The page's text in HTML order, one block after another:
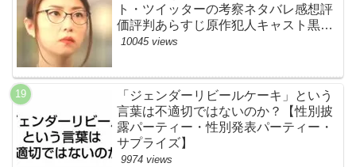
ト・ツイッターの考察ネタバレ感想評
価評判あらすじ原作犯人キャスト黒幕
伏線まとめ】
10045 views
「ジェンダーリビールケーキ」という
言葉は不適切ではないのか？【性別披
露パーティー・性別発表パーティー・
サプライズ】
9974 views